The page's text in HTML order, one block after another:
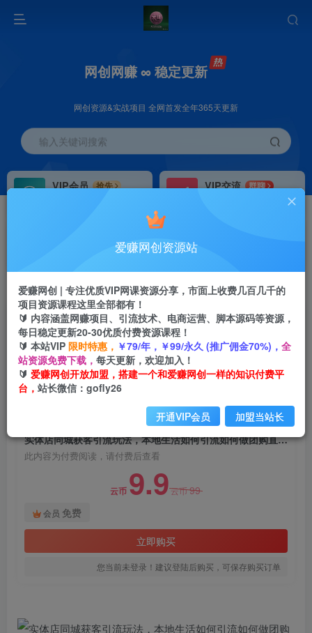
网创网赚 ∞ 稳定更新
网创资源&实战项目 全网首发全年365天更新
输入关键词搜索
VIP会员
抢先
VIP交流
群聊
研究探讨更多创业项目路子。
会员专属推广链接
首页 创业课程 会员免费 正文
实体店同城获客引流玩法，本地生活如何引流如何
做团购直播（价值998元）
爱赚网创
2年前发布
关注 私信
实体店同城获客引流玩法，本地生活如何引流如何做团购直播（价值998元）
此内容为付费阅读，请付费后查看
云币 9.9云币99
会员 免费
立即购买
您当前未登录！建议登陆后购买，可保存购买订单
爱赚网创资源站
爱赚网创 | 专注优质VIP网课资源分享，市面上收费几百几千的
项目资源课程这里全部都有！
🔰 内容涵盖网赚项目、引流技术、电商运营、脚本源码等资源，
每日稳定更新20-30优质付费资源课程！
🔰 本站VIP 限时特惠， ￥79/年，￥99/永久 (推广佣金70%)， 全
站资源免费下载， 每天更新，欢迎加入！
🔰 爱赚网创开放加盟，搭建一个和爱赚网创一样的知识付费平
台， 站长微信：gofly26
开通VIP会员 加盟当站长